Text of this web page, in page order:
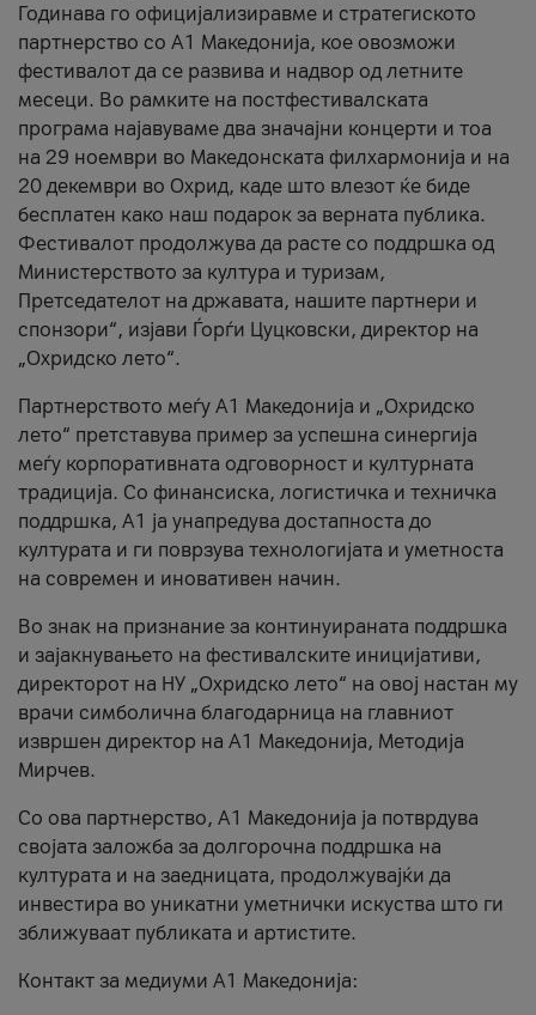
Годинава го официјализиравме и стратегиското
партнерство со А1 Македонија, кое овозможи
фестивалот да се развива и надвор од летните
месеци. Во рамките на постфестивалската
програма најавуваме два значајни концерти и тоа
на 29 ноември во Македонската филхармонија и на
20 декември во Охрид, каде што влезот ќе биде
бесплатен како наш подарок за верната публика.
Фестивалот продолжува да расте со поддршка од
Министерството за култура и туризам,
Претседателот на државата, нашите партнери и
спонзори“, изјави Ѓорѓи Цуцковски, директор на
„Охридско лето“.
Партнерството меѓу A1 Македонија и „Охридско
лето“ претставува пример за успешна синергија
меѓу корпоративната одговорност и културната
традиција. Со финансиска, логистичка и техничка
поддршка, A1 ја унапредува достапноста до
културата и ги поврзува технологијата и уметноста
на современ и иновативен начин.
Во знак на признание за континуираната поддршка
и зајакнувањето на фестивалските иницијативи,
директорот на НУ „Охридско лето“ на овој настан му
врачи симболична благодарница на главниот
извршен директор на A1 Македонија, Методија
Мирчев.
Со ова партнерство, A1 Македонија ја потврдува
својата заложба за долгорочна поддршка на
културата и на заедницата, продолжувајќи да
инвестира во уникатни уметнички искуства што ги
зближуваат публиката и артистите.
Контакт за медиуми А1 Македонија: